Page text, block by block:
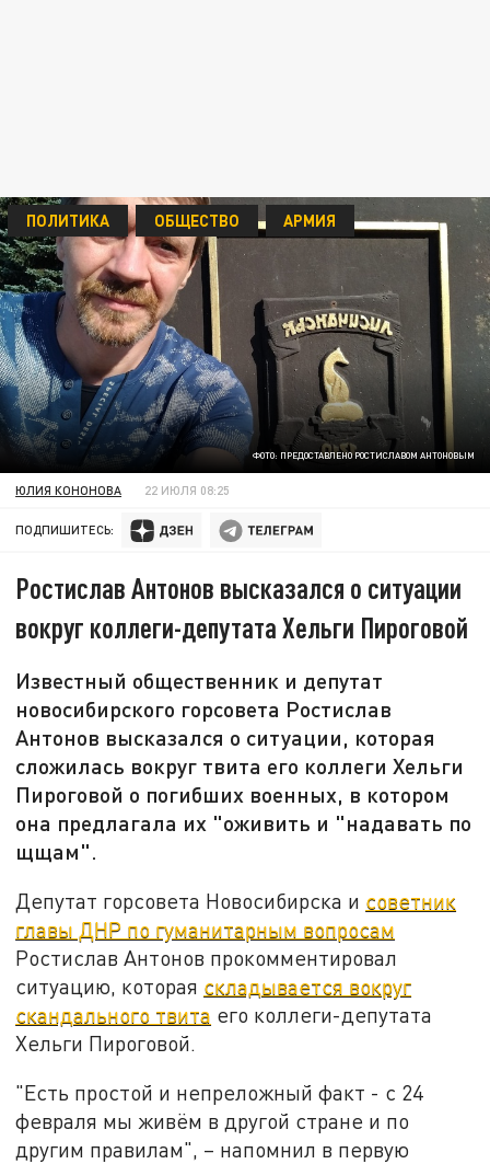
ФОТО: ПРЕДОСТАВЛЕНО РОСТИСЛАВОМ АНТОНОВЫМ
ПОЛИТИКА ОБЩЕСТВО АРМИЯ
ЮЛИЯ КОНОНОВА 22 ИЮЛЯ 08:25
ПОДПИШИТЕСЬ:
Ростислав Антонов высказался о ситуации
вокруг коллеги-депутата Хельги Пироговой
Известный общественник и депутат
новосибирского горсовета Ростислав
Антонов высказался о ситуации, которая
сложилась вокруг твита его коллеги Хельги
Пироговой о погибших военных, в котором
она предлагала их "оживить и "надавать по
щщам".
Депутат горсовета Новосибирска и советник
главы ДНР по гуманитарным вопросам
Ростислав Антонов прокомментировал
ситуацию, которая складывается вокруг
скандального твита его коллеги-депутата
Хельги Пироговой.
"Есть простой и непреложный факт - с 24
февраля мы живём в другой стране и по
другим правилам", – напомнил в первую